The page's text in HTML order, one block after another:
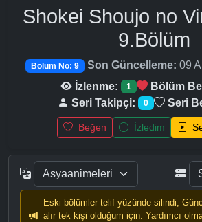
Shokei Shoujo no
9.Bölüm
Bölüm No: 9 Son Güncelleme: 09
İzlenme:
1 Bölüm
Seri Takipçi: 0 Seri
Beğen İzledim
Eski bölümler telif yüzünde silindi,
alır tek kişi olduğum için. Yardımcı